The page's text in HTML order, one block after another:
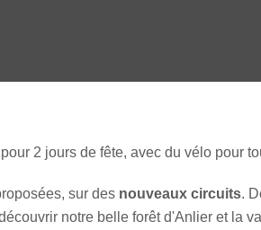
2 jours de fête, avec du vélo pour
sur des nouveaux circuits.
notre belle forêt d'Anlier et la